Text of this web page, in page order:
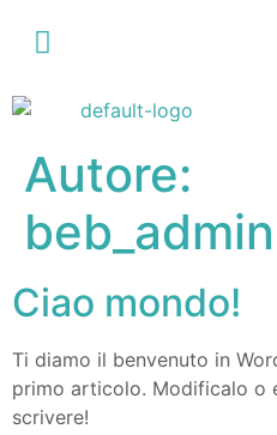
Autore:
Ciao mondo!
Ti diamo il benvenuto in
primo articolo. Modificalo o
scrivere!